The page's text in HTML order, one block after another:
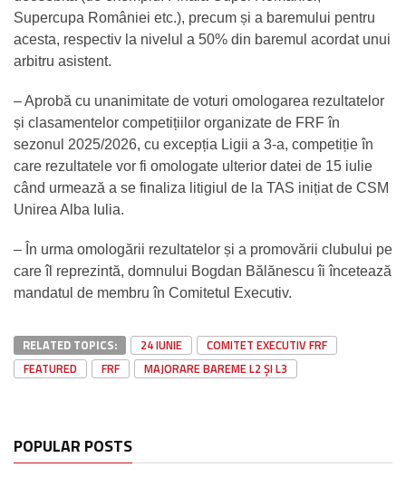
Supercupa României etc.), precum și a baremului pentru
acesta, respectiv la nivelul a 50% din baremul acordat unui
arbitru asistent.
– Aprobă cu unanimitate de voturi omologarea rezultatelor
și clasamentelor competițiilor organizate de FRF în
sezonul 2025/2026, cu excepția Ligii a 3-a, competiție în
care rezultatele vor fi omologate ulterior datei de 15 iulie
când urmează a se finaliza litigiul de la TAS inițiat de CSM
Unirea Alba Iulia.
– În urma omologării rezultatelor și a promovării clubului pe
care îl reprezintă, domnului Bogdan Bălănescu îi încetează
mandatul de membru în Comitetul Executiv.
RELATED TOPICS: 24 IUNIE
COMITET EXECUTIV FRF
FEATURED
FRF MAJORARE BAREME L2 ȘI L3
POPULAR POSTS